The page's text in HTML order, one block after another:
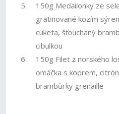
5.
150g Medailonky ze
gratinované kozím
cuketa, šťouchaný
cibulkou
6.
150g Filet z norského
omáčka s koprem,
brambůrky grenaille